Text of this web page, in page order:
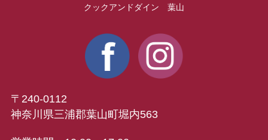
クックアンドダイン 葉山
〒240-0112
神奈川県三浦郡葉山町堀内563